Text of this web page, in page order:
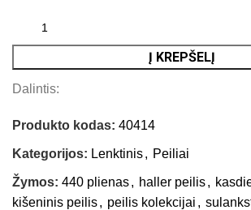
Į KREPŠELĮ
Dalintis:
Produkto kodas:40414
Kategorijos: Lenktinis, Peiliai
Žymos: 440 plienas, haller peilis,
kišeninis peilis, peilis kolekcijai ,